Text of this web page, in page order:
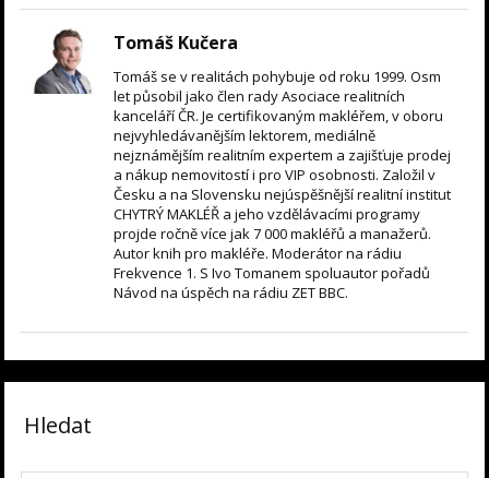
Tomáš Kučera
Tomáš se v realitách pohybuje od roku 1999. Osm
let působil jako člen rady Asociace realitních
kanceláří ČR. Je certifikovaným makléřem, v oboru
nejvyhledávanějším lektorem, mediálně
nejznámějším realitním expertem a zajišťuje prodej
a nákup nemovitostí i pro VIP osobnosti. Založil v
Česku a na Slovensku nejúspěšnější realitní institut
CHYTRÝ MAKLÉŘ a jeho vzdělávacími programy
projde ročně více jak 7 000 makléřů a manažerů.
Autor knih pro makléře. Moderátor na rádiu
Frekvence 1. S Ivo Tomanem spoluautor pořadů
Návod na úspěch na rádiu ZET BBC.
Hledat